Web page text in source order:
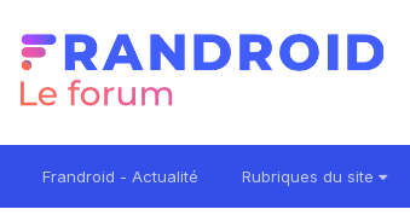
Frandroid - Actualité Rubriques du site